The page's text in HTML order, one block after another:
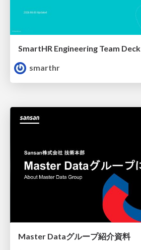
SmartHR Engineering Team Deck
smarthr
Master Dataグループ紹介資料